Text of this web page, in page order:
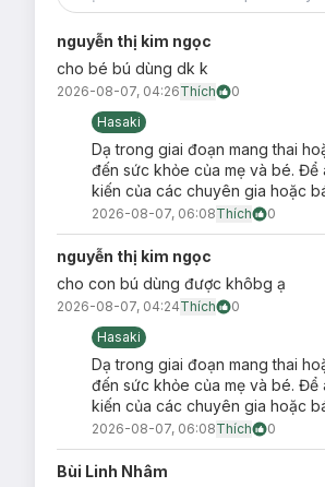
Hàng trộn sẽ không thể
Tại Hasaki, 100% hàng bán
GTGT, quý khách vui lòng
phút sau khi giao hàng
lấy hoá đơn.
Do100% hàng hóa bán ra
nguồn gốc rõ ràng.
nguyễn thị kim ngọc
cho bé bú dùng dk k
2026-08-07, 04:26Thích
0
Hasaki
Dạ trong giai đoạn mang thai
đến sức khỏe của mẹ và bé. Để
kiến của các chuyên gia hoặc
2026-08-07, 06:08Thích 0
nguyễn thị kim ngọc
cho con bú dùng được khôbg ạ
2026-08-07, 04:24Thích
0
Hasaki
Dạ trong giai đoạn mang thai
đến sức khỏe của mẹ và bé. Để
kiến của các chuyên gia hoặc
2026-08-07, 06:08Thích 0
Bùi Linh Nhâm